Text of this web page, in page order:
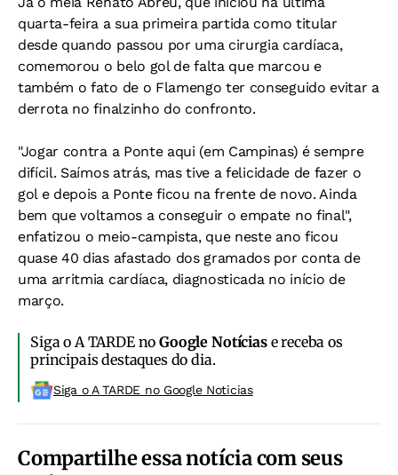
quarta-feira a sua primeira partida como titular
desde quando passou por uma cirurgia cardíaca,
comemorou o belo gol de falta que marcou e
também o fato de o Flamengo ter conseguido evitar a
derrota no finalzinho do confronto.
"Jogar contra a Ponte aqui (em Campinas) é sempre
difícil. Saímos atrás, mas tive a felicidade de fazer o
gol e depois a Ponte ficou na frente de novo. Ainda
bem que voltamos a conseguir o empate no final",
enfatizou o meio-campista, que neste ano ficou
quase 40 dias afastado dos gramados por conta de
uma arritmia cardíaca, diagnosticada no início de
março.
Siga o A TARDE noGoogle Notíciase receba os
principais destaques do dia.
Siga o A TARDE no Google Noticias
Compartilhe essa notícia com seus